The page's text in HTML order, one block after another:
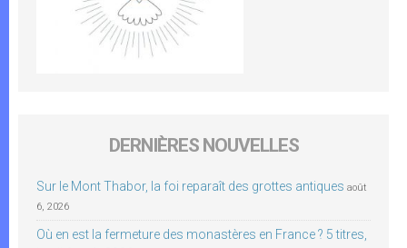
DERNIÈRES NOUVELLES
Sur le Mont Thabor, la foi reparaît des grottes antiques août
6, 2026
Où en est la fermeture des monastères en France ? 5 titres,